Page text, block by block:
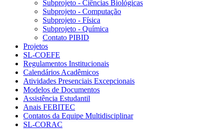
Subprojeto - Ciências Biológicas
Subprojeto - Computação
Subprojeto - Física
Subprojeto - Química
Contato PIBID
Projetos
SL-COEFE
Regulamentos Institucionais
Calendários Acadêmicos
Atividades Presenciais Excepcionais
Modelos de Documentos
Assistência Estudantil
Anais FEBITEC
Contatos da Equipe Multidisciplinar
SL-CORAC